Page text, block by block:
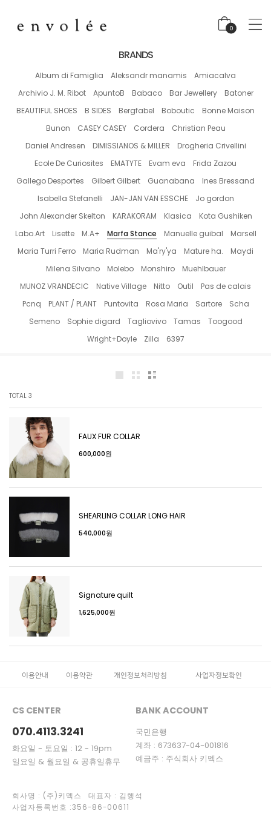
0
BRANDS
Album di Famiglia Aleksandr manamis
Amiacalva
Archivio J. M. Ribot
ApuntoB Babaco Bar Jewellery
Batoner
BEAUTIFUL SHOES
B SIDES Bergfabel Boboutic
Bonne Maison
Bunon
CASEY CASEY Cordera
Christian Peau
Daniel Andresen
DIMISSIANOS & MILLER
Drogheria Crivellini
Ecole De Curiosites
EMATYTE Evam eva
Frida Zazou
Gallego Desportes
Gilbert Gilbert Guanabana
Ines Bressand
Isabella Stefanelli
JAN-JAN VAN ESSCHE
Jo gordon
John Alexander Skelton
KARAKORAM Klasica
Kota Gushiken
Labo.Art
Lisette M.A+ Marfa Stance Manuelle guibal
Marsell
Maria Turri Ferro
Maria Rudman Ma'ry'ya Mature ha.
Maydi
Milena Silvano
Molebo Monshiro
Muehlbauer
MUNOZ VRANDECIC
Native Village Nitto Outil
Pas de calais
Pcnq
PLANT / PLANT Puntovita Rosa Maria Sartore
Scha
Semeno
Sophie digard Tagliovivo Tamas
Toogood
Wright+Doyle
Zilla 6397
TOTAL 3
FAUX FUR COLLAR
600,000원
SHEARLING COLLAR LONG HAIR
540,000원
Signature quilt
1,625,000원
이용안내 이용약관 개인정보처리방침 사업자정보확인
CS CENTER
070.4113.3241
화요일 - 토요일 : 12 - 19pm
일요일 & 월요일 & 공휴일휴무
BANK ACCOUNT
국민은행
계좌 : 673637-04-001816
예금주 : 주식회사 키멕스
회사명 : (주)키멕스 대표자 : 김행석
사업자등록번호 :356-86-00611